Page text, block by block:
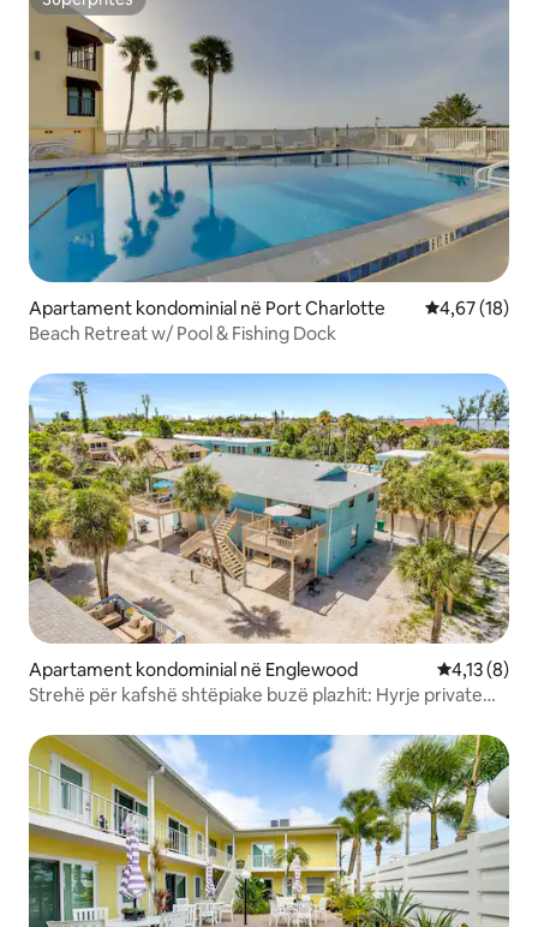
Superpritës
Apartament kondominial në Port Charlotte Vlerësimi
4,67 (18)
Beach Retreat w/ Pool & Fishing Dock
Apartament kondominial në Englewood Vlerësimi
4,13 (8)
Strehë për kafshë shtëpiake buzë plazhit: Hyrje private